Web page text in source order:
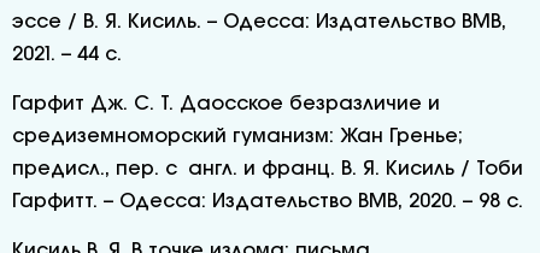
эссе / В. Я. Кисиль. – Одесса: Издательство ВМВ,
2021. – 44 с.
Гарфит Дж. С. Т. Даосское безразличие и
средиземноморский гуманизм: Жан Гренье;
предисл., пер. с англ. и франц. В. Я. Кисиль / Тоби
Гарфитт. – Одесса: Издательство ВМВ, 2020. – 98 с.